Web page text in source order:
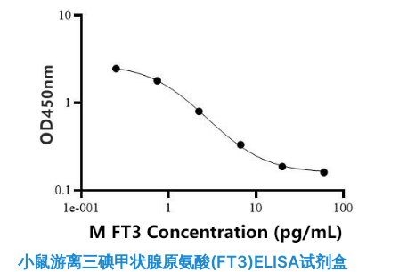
小鼠游离三碘甲状腺原氨酸(FT3)ELISA试剂盒